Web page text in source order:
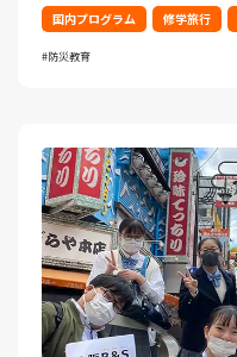
国内プログラム 修学旅行
防災教育